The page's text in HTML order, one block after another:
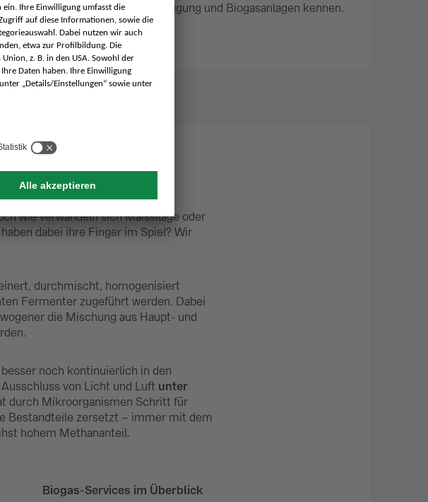
Sie.
Biogaserzeugung und Biogasanlagen kennen.
der
wie verwandeln sich Maissilage oder
dabei ihre Finger im Spiel? Wir
durchmischt, homogenisiert
Fermenter zugeführt werden. Dabei
die Mischung aus Haupt- und
noch kontinuierlich in den
von Licht und Luft unter
durch Mikroorganismen Schritt für
Bestandteile zersetzt – immer mit dem
hohem Methananteil.
Biogas-Services im Überblick